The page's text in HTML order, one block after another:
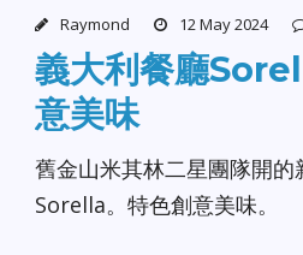
Raymond 12 May 2024
義大利餐廳
意美味
舊金山米其林二星團隊開的
Sorella。特色創意美味。